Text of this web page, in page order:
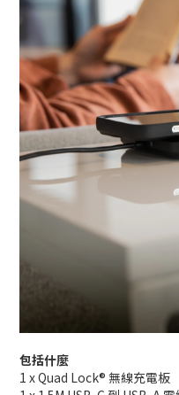
包括什麼
1 x Quad Lock® 無線充電板